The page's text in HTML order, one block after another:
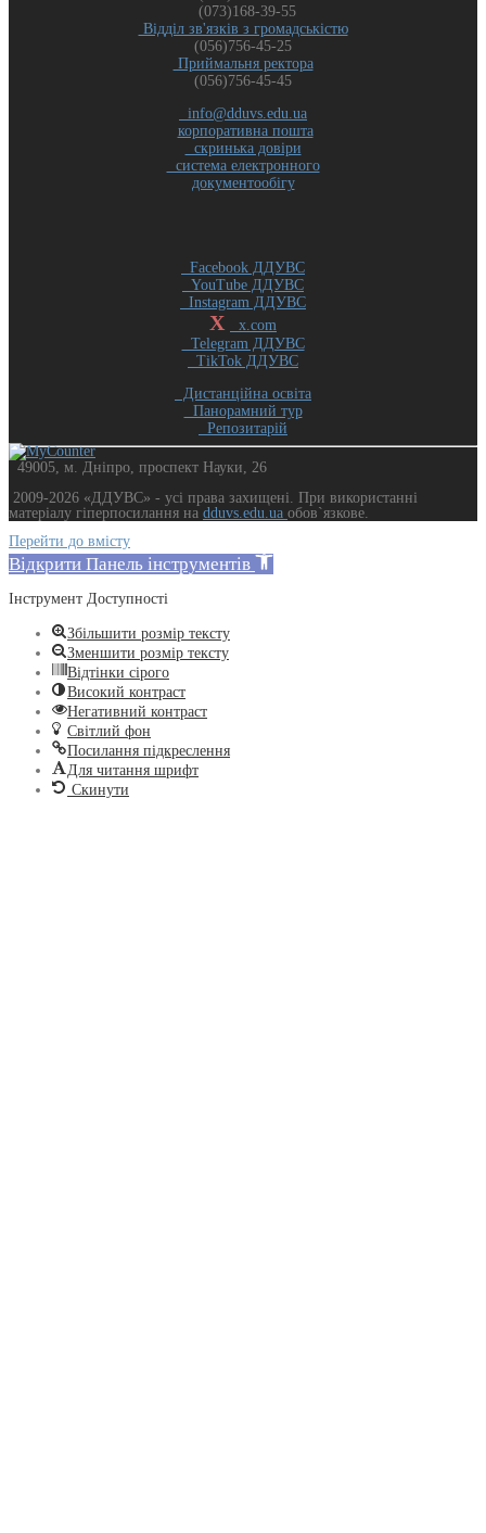
(073)168-39-55
Відділ зв'язків з громадськістю
(056)756-45-25
Приймальня ректора
(056)756-45-45
info@dduvs.edu.ua
корпоративна пошта
скринька довіри
система електронного
документообігу
Facebook ДДУВС
YouTube ДДУВС
Instagram ДДУВС
X
x.com
Telegram ДДУВС
TikTok ДДУВС
Дистанційна освіта
Панорамний тур
Репозитарій
49005, м. Дніпро, проспект Науки, 26
2009-2026 «ДДУВС» - усi права захищенi. При використанні
матеріалу гіперпосилання на dduvs.edu.ua обов`язкове.
Перейти до вмісту
Відкрити Панель інструментів
Інструмент Доступності
Збільшити розмір тексту
Зменшити розмір тексту
Відтінки сірого
Високий контраст
Негативний контраст
Світлий фон
Посилання підкреслення
Для читання шрифт
Скинути